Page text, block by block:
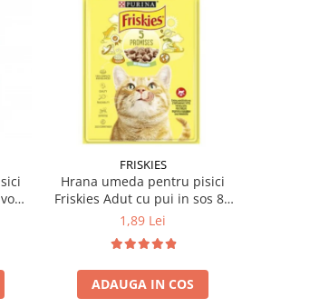
FRISKIES
Hrana umeda pentru pisici
Friskies Adut cu pui in sos 85
gr
1,89 Lei
ADAUGA IN COS